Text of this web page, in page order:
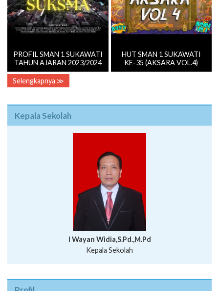
PROFIL SMAN 1 SUKAWATI
TAHUN AJARAN 2023/2024
HUT SMAN 1 SUKAWATI
KE-35 (AKSARA VOL.4)
Selengkapnya ≫
Kepala Sekolah
I Wayan Widia,S.Pd.,M.Pd
Kepala Sekolah